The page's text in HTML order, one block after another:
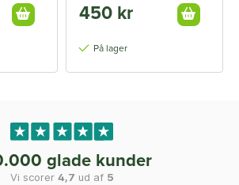
450 kr
På lager
glade kunder
Vi scorer 4,7 ud af 5